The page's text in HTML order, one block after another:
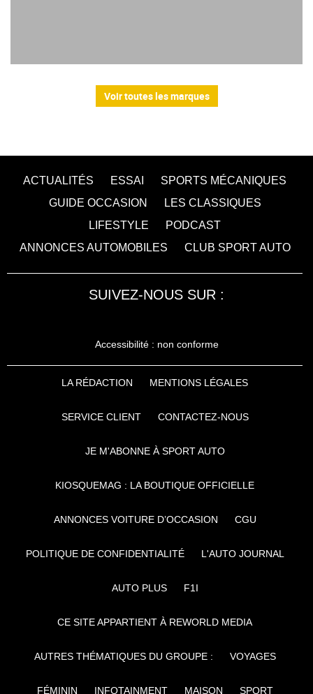
Voir toutes les marques
ACTUALITÉS ESSAI
SPORTS MÉCANIQUES
GUIDE OCCASION
LES CLASSIQUES
LIFESTYLE
PODCAST
ANNONCES AUTOMOBILES
CLUB SPORT AUTO
SUIVEZ-NOUS SUR :
Accessibilité : non conforme
LA RÉDACTION MENTIONS LÉGALES
SERVICE CLIENT CONTACTEZ-NOUS
JE M'ABONNE À SPORT AUTO
KIOSQUEMAG : LA BOUTIQUE OFFICIELLE
ANNONCES VOITURE D’OCCASION CGU
POLITIQUE DE CONFIDENTIALITÉ L'AUTO JOURNAL
AUTO PLUS F1I
CE SITE APPARTIENT À REWORLD MEDIA
AUTRES THÉMATIQUES DU GROUPE : VOYAGES
FÉMININ INFOTAINMENT MAISON SPORT